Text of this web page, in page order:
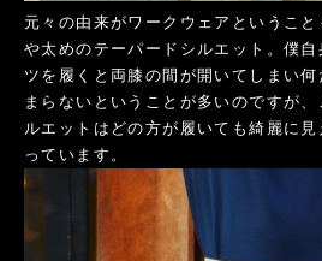
元々の由来がワークウェアというこ
や太めのテーパードシルエット。僕
ツを履くと両膝の間が開いてしまい
まらないということが多いのですが
ルエットはどの方が履いても綺麗に
っています。